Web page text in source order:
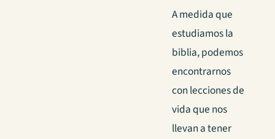
A medida que
estudiamos la
biblia, podemos
encontrarnos
con lecciones de
vida que nos
llevan a tener